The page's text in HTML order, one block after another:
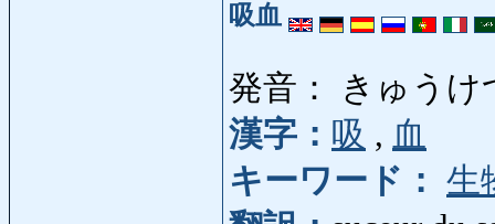
吸血
発音： きゅうけ
漢字： 吸 , 血
キーワード： 生